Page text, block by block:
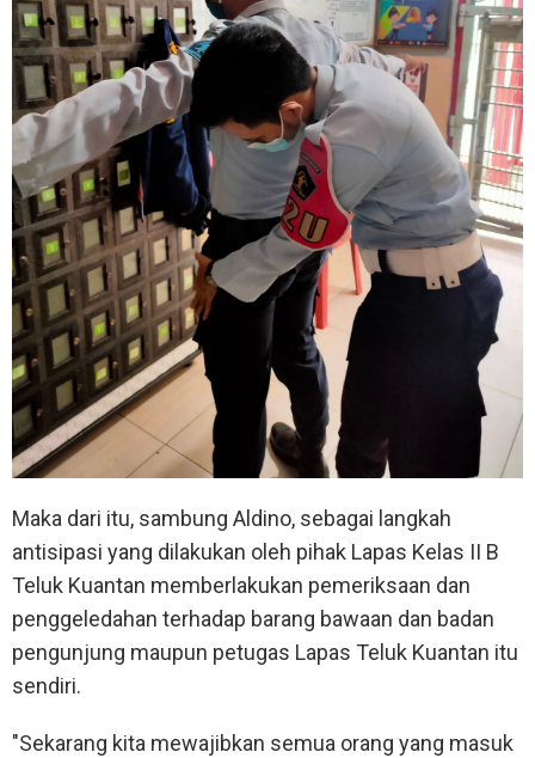
Maka dari itu, sambung Aldino, sebagai langkah
antisipasi yang dilakukan oleh pihak Lapas Kelas II B
Teluk Kuantan memberlakukan pemeriksaan dan
penggeledahan terhadap barang bawaan dan badan
pengunjung maupun petugas Lapas Teluk Kuantan itu
sendiri.
"Sekarang kita mewajibkan semua orang yang masuk